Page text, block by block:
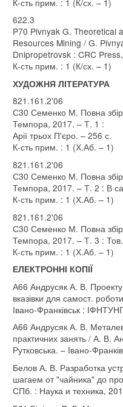
622.3
P70 Pivnyak G. Theoretical
Resources Mining / G.
Dnipropetrovsk : CRC
К-сть прим. : 1 (К/сх. – 1)
ХУДОЖНЯ ЛІТЕРАТУРА
821.161.2'06
С30 Семенко М. Повна
Темпора, 2017. – Т. 1 :
Арії трьох П'єро. – 256 с.
К-сть прим. : 1 (Х.Аб. – 1)
821.161.2'06
С30 Семенко М. Повна
Темпора, 2017. – Т. 2 : В
К-сть прим. : 1 (Х.Аб. – 1)
821.161.2'06
С30 Семенко М. Повна
Темпора, 2017. – Т. 3 :
К-сть прим. : 1 (Х.Аб. – 1)
ЕЛЕКТРОННІ КОПІЇ
А66 Андрусяк А. В.
вказівки для самост.
Івано-Франківськ :
А66 Андрусяк А. В.
практичних занять / А. В.
Рутковська. – Івано-
Белов А. В. Разработка
шагаем от "чайника" до
СПб. : Наука и техника,